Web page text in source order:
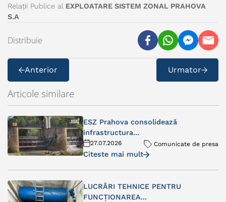
Relații Publice al EXPLOATARE SISTEM ZONAL PRAHOVA
S.A
Distribuie
Anterior Urmator
Articole similare
ESZ Prahova consolidează
infrastructura...
27.07.2026 Comunicate de presa
Citeste mai mult
LUCRĂRI TEHNICE PENTRU
FUNCȚIONAREA...